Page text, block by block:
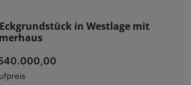
in Westlage mit